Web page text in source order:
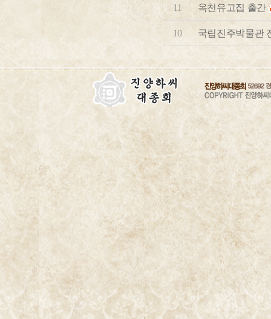
11 옥천유고집 출간
10 국립진주박물관